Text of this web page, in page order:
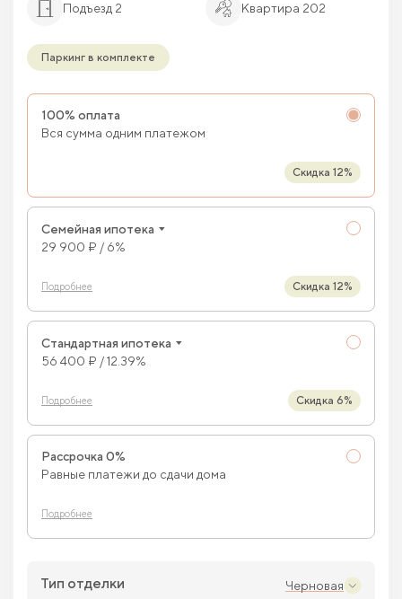
Подъезд 2 Квартира 202
Паркинг в комплекте
100% оплата
Вся сумма одним платежом
Скидка 12%
Семейная ипотека
29 900 ₽ / 6%
Подробнее Скидка 12%
Стандартная ипотека
56 400 ₽ / 12.39%
Подробнее Скидка 6%
Рассрочка 0%
Равные платежи до сдачи дома
Подробнее
Тип отделки
Черновая